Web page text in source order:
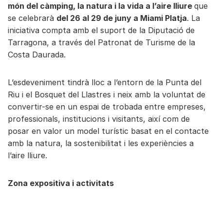
món del càmping, la natura i la vida a l’aire lliure que
se celebrarà del 26 al 29 de juny a Miami Platja. La
iniciativa compta amb el suport de la Diputació de
Tarragona, a través del Patronat de Turisme de la
Costa Daurada.
L’esdeveniment tindrà lloc a l’entorn de la Punta del
Riu i el Bosquet del Llastres i neix amb la voluntat de
convertir-se en un espai de trobada entre empreses,
professionals, institucions i visitants, així com de
posar en valor un model turístic basat en el contacte
amb la natura, la sostenibilitat i les experiències a
l’aire lliure.
Zona expositiva i activitats